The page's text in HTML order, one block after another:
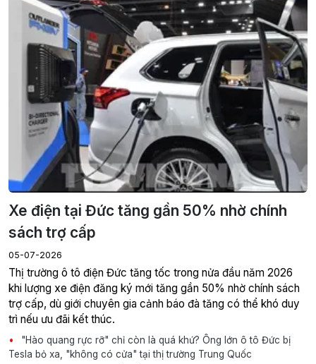
Xe điện tại Đức tăng gần 50% nhờ chính
sách trợ cấp
05-07-2026
Thị trường ô tô điện Đức tăng tốc trong nửa đầu năm 2026
khi lượng xe điện đăng ký mới tăng gần 50% nhờ chính sách
trợ cấp, dù giới chuyên gia cảnh báo đà tăng có thể khó duy
trì nếu ưu đãi kết thúc.
"Hào quang rực rỡ" chỉ còn là quá khứ? Ông lớn ô tô Đức bị
Tesla bỏ xa, "không có cửa" tại thị trường Trung Quốc